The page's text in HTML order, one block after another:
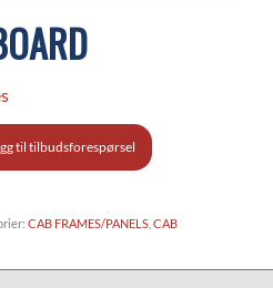
til tilbudsforespørsel
CAB FRAMES/PANELS, CAB